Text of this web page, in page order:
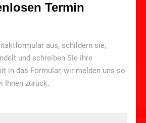
Termin
aus, schildern sie,
und schreiben Sie ihre
in das Formular, wir melden uns so
Ihnen zurück.